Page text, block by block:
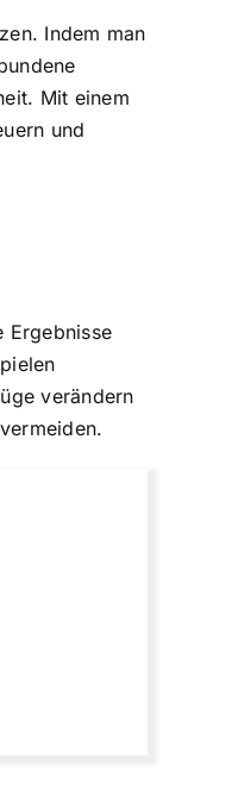
Indem man
Mit einem
und
Ergebnisse
verändern